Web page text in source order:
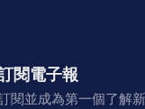
閱電子報
閱並成為第一個了解